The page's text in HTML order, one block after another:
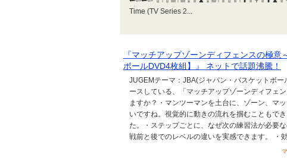
Time (TV Series 2...
『マッチアップゾーンディフェンスの極
ボールDVD4枚組】』 ネットで話題沸騰！
JUGEMテーマ：JBA(ジャパン・バスケットボ
ースしている、「マッチアップゾーンディフェ
ますか？・マンツーマンを土台に、ゾーン、マ
いですね。視覚的に動きの流れを掴むこともで
た。・ステップごとに、なぜ次の練習法が必要
戦前と後でのレベルの違いを実感できます。 ・